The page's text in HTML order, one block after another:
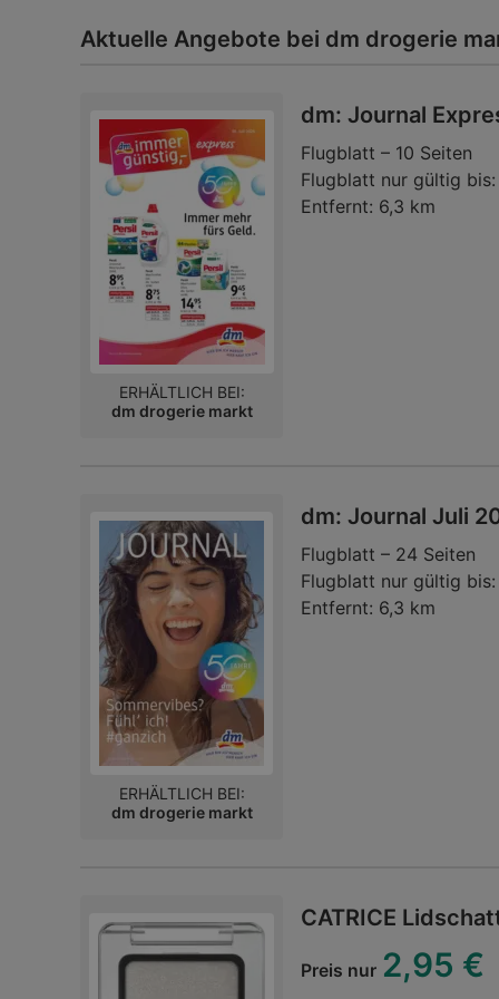
Aktuelle Angebote bei dm drogerie
dm: Journal
Flugblatt – 10 Seiten
Flugblatt nur gültig bis:
Entfernt: 6,3 km
ERHÄLTLICH BEI:
dm drogerie markt
dm: Journal Juli
Flugblatt – 24 Seiten
Flugblatt nur gültig bis:
Entfernt: 6,3 km
ERHÄLTLICH BEI:
dm drogerie markt
CATRICE
Preis nur 2,95 €